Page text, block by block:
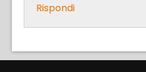
Rispondi